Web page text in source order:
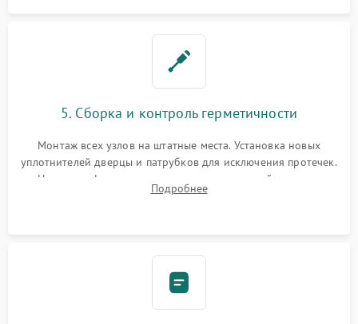
5. Сборка и контроль герметичности
Монтаж всех узлов на штатные места. Установка новых
уплотнителей дверцы и патрубков для исключения протечек.
Надежная фиксация хомутов гидравлической системы,
сборка корпуса и установка датчика поплавка.
Подробнее